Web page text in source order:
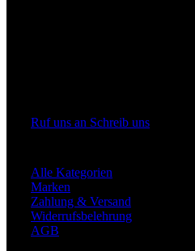
Ruf uns an Schreib uns
Alle Kategorien
Marken
Zahlung & Versand
Widerrufsbelehrung
AGB